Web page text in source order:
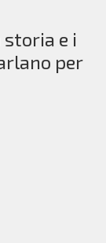
storia e i
per